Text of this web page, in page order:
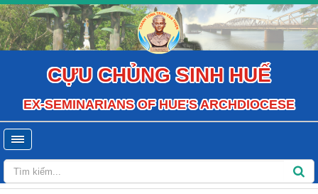
CỰU CHỦNG SINH HUẾ
EX-SEMINARIANS OF HUE'S ARCHDIOCESE